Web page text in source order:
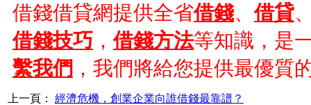
借錢借貸網提供全省借錢、借貸
借錢技巧 ，借錢方法等知識，是
繫我們 ，我們將給您提供最優質
上一頁： 經濟危機，創業企業向誰借錢最靠譜？